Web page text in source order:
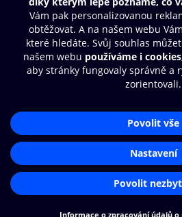
Další zábava
© O2 Czech Republic a.s.
Přístupnost
Zásady zpracování osobních údajů
Nastavení cookies
Čti a
audioknihy